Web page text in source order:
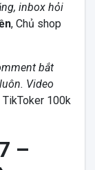
inbox hỏi
, Chủ shop
bắt
Video
TikToker 100k
–